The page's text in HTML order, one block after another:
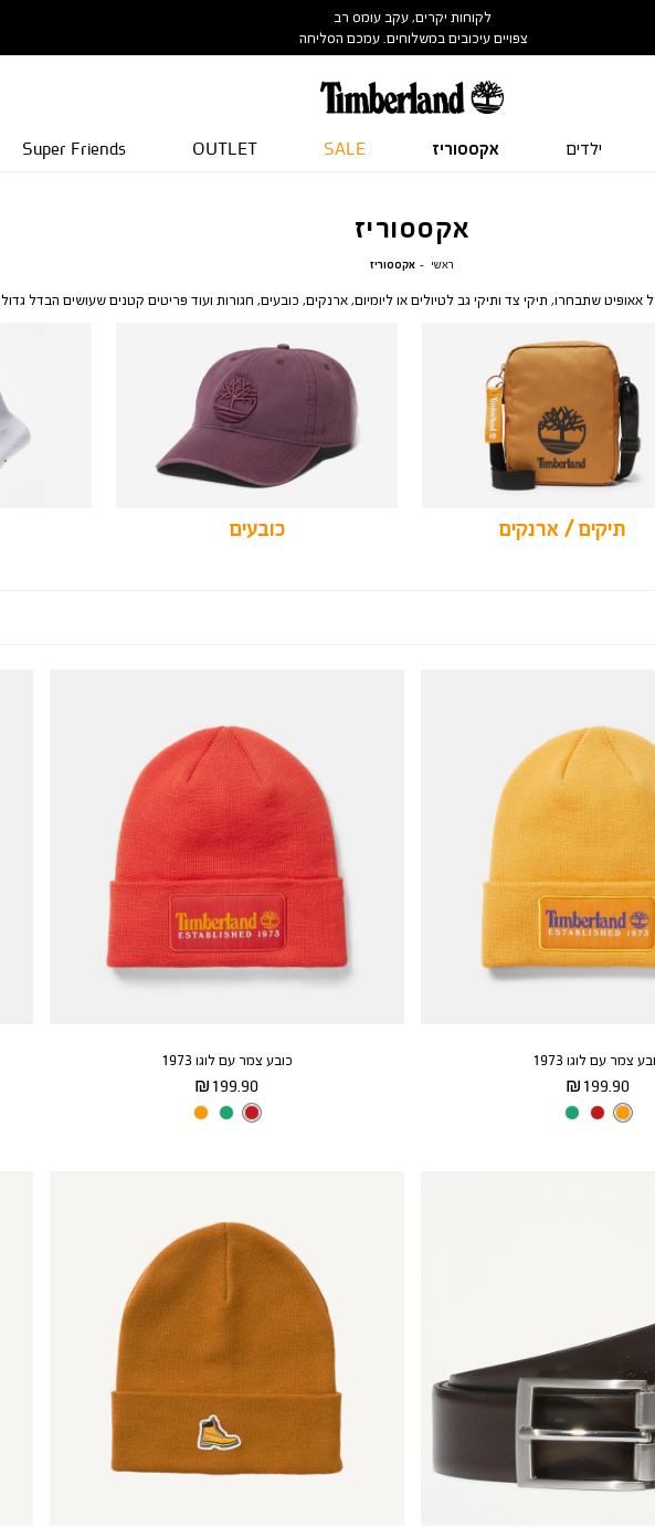
לקוחות יקרים, עקב עומס רב
צפויים עיכובים במשלוחים. עמכם הסליחה
ילדים אקססוריז SALE
OUTLET
Super Friends
אקססוריז
ראשי ראשיאקססוריזאקססוריז
שתבחרו, תיקי צד ותיקי גב לטיולים או ליומיום, ארנקים, כובעים, חגורות ועוד פריטים קטנים שעושים הבדל גדול.
תיקים / ארנקים כובעים
צמר עם לוגו 1973
מחיר
מוצר
199.90 ₪
צבע
DARK
כובע צמר עם לוגו 1973
מחיר
מוצר
199.90 ₪
צבע
MEDIUM